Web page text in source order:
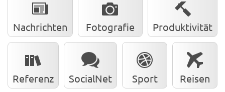
Nachrichten Fotografie Produktivität
Referenz SocialNet Sport Reisen